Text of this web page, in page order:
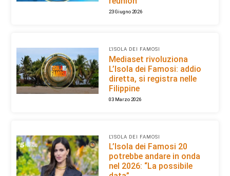
23 Giugno 2026
L'ISOLA DEI FAMOSI
Mediaset rivoluziona
L’Isola dei Famosi: addio
diretta, si registra nelle
Filippine
03 Marzo 2026
L'ISOLA DEI FAMOSI
L’Isola dei Famosi 20
potrebbe andare in onda
nel 2026: “La possibile